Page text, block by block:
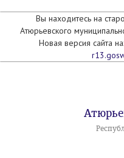
Вы находитесь на
Атюрьевского
Новая версия сайта